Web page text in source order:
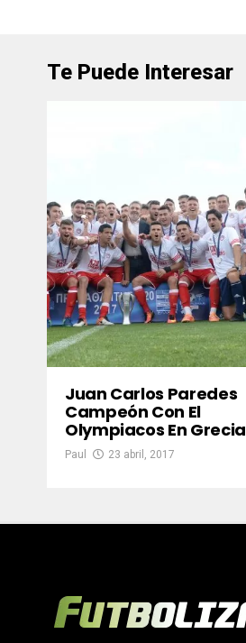
Te Puede Interesar
Juan Carlos Paredes
Campeón Con El
Olympiacos En Grecia
Paul 23 abril, 2017